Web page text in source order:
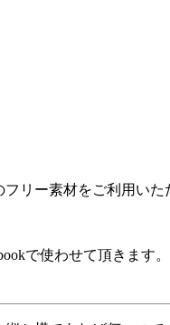
リー素材をご利用いた
で使わせて頂きます